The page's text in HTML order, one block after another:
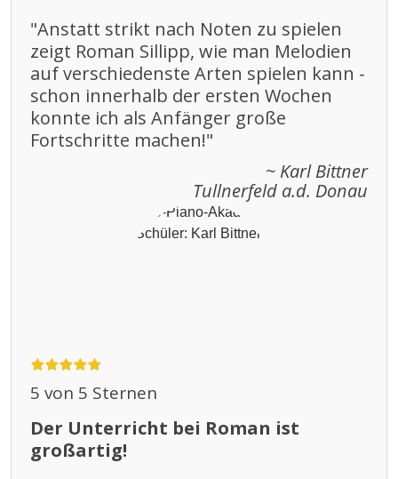
"Anstatt strikt nach Noten zu spielen
zeigt Roman Sillipp, wie man Melodien
auf verschiedenste Arten spielen kann -
schon innerhalb der ersten Wochen
konnte ich als Anfänger große
Fortschritte machen!"
~ Karl Bittner
Tullnerfeld a.d. Donau
5 von 5 Sternen
Der Unterricht bei Roman ist
großartig!